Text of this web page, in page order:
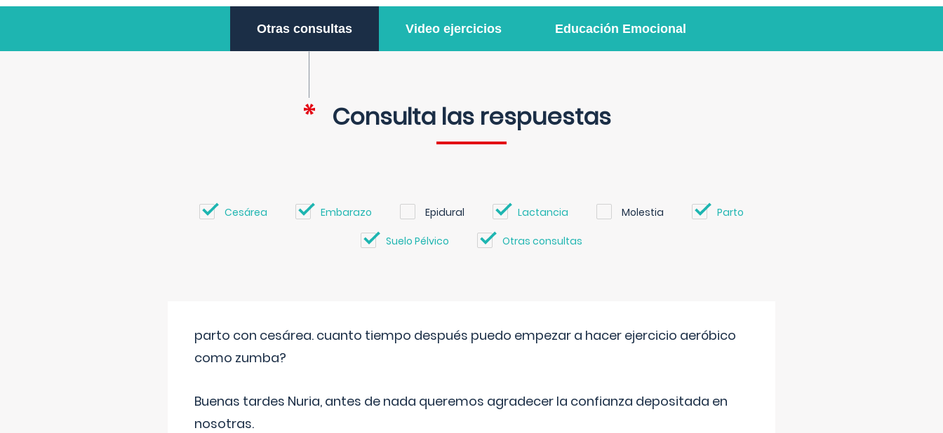
Otras consultas Video ejercicios Educación Emocional
Consulta las respuestas
Cesárea Embarazo Epidural Lactancia Molestia Parto
Suelo Pélvico Otras consultas
parto con cesárea. cuanto tiempo después puedo empezar a hacer ejercicio aeróbico
como zumba?
Buenas tardes Nuria, antes de nada queremos agradecer la confianza depositada en
nosotras.